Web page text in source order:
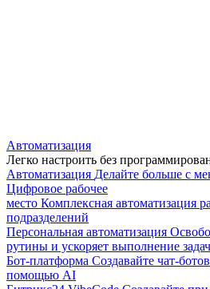
Автоматизация
Легко настроить без
Автоматизация Делайте больше с
Цифровое рабочее
место Комплексная автоматизация
подразделений
Персональная автоматизация
рутины и ускоряет выполнение задач
Бот-платформа Создавайте чат-
помощью AI